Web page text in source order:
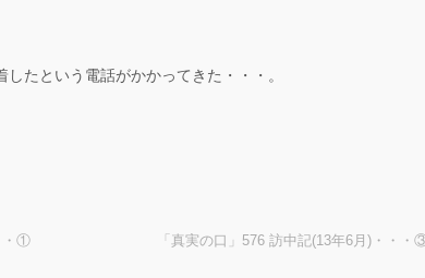
たという電話がかかってきた・・・。
・① 「真実の口」576 訪中記(13年6月)・・・